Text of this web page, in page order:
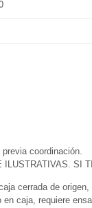
coordinación.
SI
cerrada de
caja, requiere